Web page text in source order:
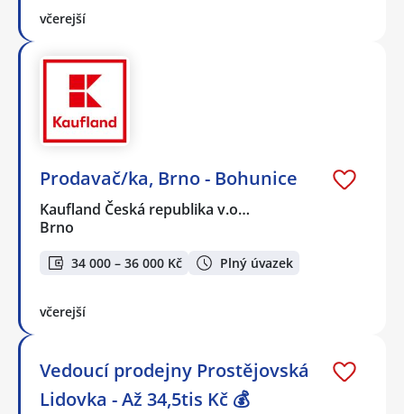
včerejší
Prodavač/ka, Brno - Bohunice
Kaufland Česká republika v.o…
Brno
34 000 – 36 000 Kč Plný úvazek
včerejší
Vedoucí prodejny Prostějovská
Lidovka - Až 34,5tis Kč 💰